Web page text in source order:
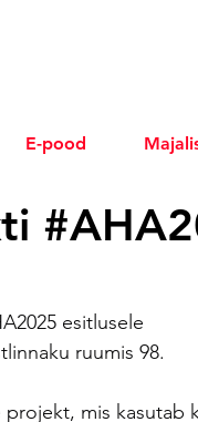
E-pood
esitlusele
ruumis 98.
mis kasutab